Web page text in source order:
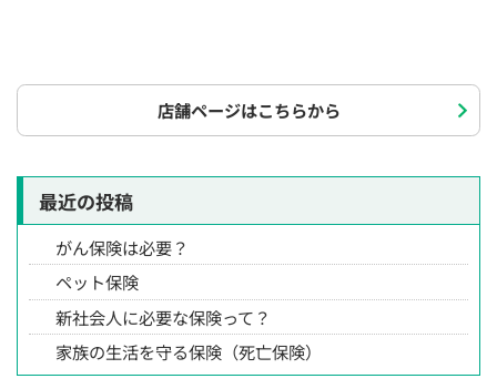
店舗ページはこちらから
最近の投稿
がん保険は必要？
ペット保険
新社会人に必要な保険って？
家族の生活を守る保険（死亡保険）